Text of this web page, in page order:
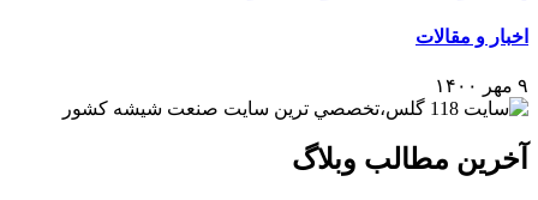
اخبار و مقالات
۹ مهر ۱۴۰۰
آخرین مطالب وبلاگ